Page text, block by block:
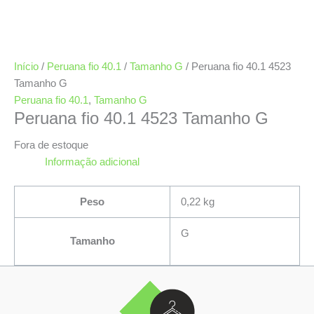
Início / Peruana fio 40.1 / Tamanho G / Peruana fio 40.1 4523
Tamanho G
Peruana fio 40.1 , Tamanho G
Peruana fio 40.1 4523 Tamanho G
Fora de estoque
Informação adicional
Peso 0,22 kg
Tamanho
G